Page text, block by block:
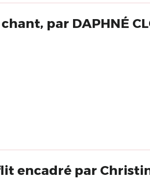
par DAPHNÉ
encadré par